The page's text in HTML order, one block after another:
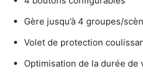
Gère jusqu’à 4 groupes/
Volet de protection
Optimisation de la durée de